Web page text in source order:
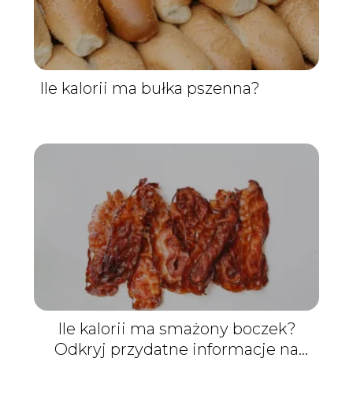
Ile kalorii ma bułka pszenna?
Ile kalorii ma smażony boczek?
Odkryj przydatne informacje na